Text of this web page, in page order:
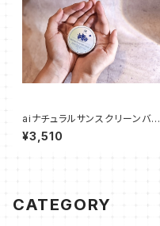
aiナチュラルサンスクリーンバー
ム
¥3,510
CATEGORY